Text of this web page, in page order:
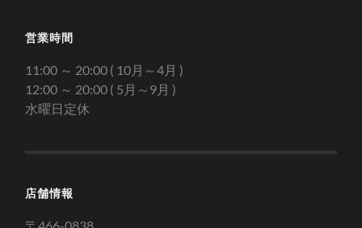
営業時間
11:00 ～ 20:00 ( 10月～4月 )
12:00 ～ 20:00 ( 5月～9月 )
水曜日定休
店舗情報
〒466-0838